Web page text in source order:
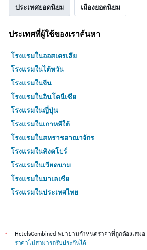
ประเทศยอดนิยม เมืองยอดนิยม
ประเทศที่ผู้ใช้ของเราค้นหา
โรงแรมในออสเตรเลีย
โรงแรมในไต้หวัน
โรงแรมในจีน
โรงแรมในอินโดนีเซีย
โรงแรมในญี่ปุ่น
โรงแรมในเกาหลีใต้
โรงแรมในสหราชอาณาจักร
โรงแรมในสิงคโปร์
โรงแรมในเวียดนาม
โรงแรมในมาเลเซีย
โรงแรมในประเทศไทย
*
HotelsCombined พยายามกำหนดราคาที่ถูกต้องเสมอ
ราคาไม่สามารถรับประกันได้